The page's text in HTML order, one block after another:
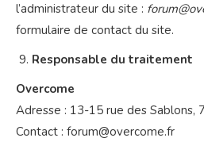
l’administrateur du site :
formulaire de contact du site.
Responsable du traitement
Overcome
Adresse : 13-15 rue des Sablons,
Contact : forum@overcome.fr